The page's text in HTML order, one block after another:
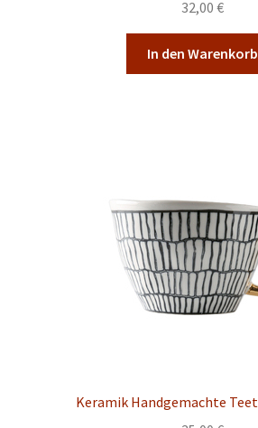
32,00 €
In den Warenkorb
Keramik Handgemachte